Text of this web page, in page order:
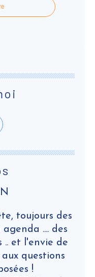
toujours des
.... des
et l'envie de
questions
!